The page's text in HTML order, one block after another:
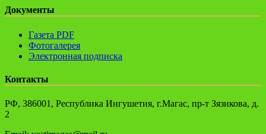
Документы
Газета PDF
Фотогалерея
Электронная подписка
Контакты
РФ, 386001, Республика Ингушетия, г.Магас, пр-т Зязикова, д.
2